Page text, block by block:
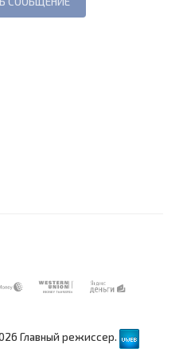
Главный режиссер.